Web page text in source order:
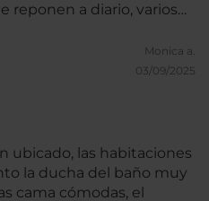
y profesional. Hay
plaza Rembrand tiene
por lo que el fin
por lo que,
suele hacer mucho calor,
rato por la noche. Sólo
para que le de la
Monica a.
03/09/2025
la ducha del baño muy